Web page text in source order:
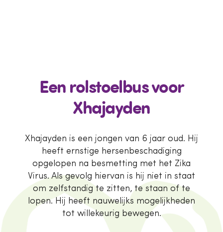
Een rolstoelbus voor
Xhajayden
Xhajayden is een jongen van 6 jaar oud. Hij
heeft ernstige hersenbeschadiging
opgelopen na besmetting met het Zika
Virus. Als gevolg hiervan is hij niet in staat
om zelfstandig te zitten, te staan of te
lopen. Hij heeft nauwelijks mogelijkheden
tot willekeurig bewegen.